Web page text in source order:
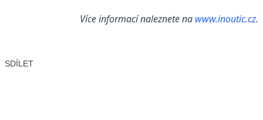
Více informací naleznete na www.inoutic.cz.
SDÍLET